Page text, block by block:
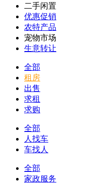
二手闲置
优惠促销
农特产品
宠物市场
生意转让
全部
租房
出售
求租
求购
全部
人找车
车找人
全部
家政服务